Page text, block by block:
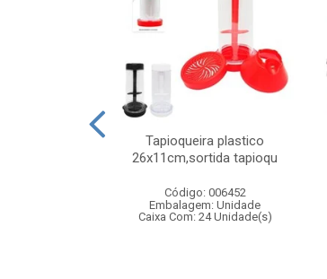
Tapioqueira plastico
26x11cm,sortida tapioqu
Código: 006452
Embalagem: Unidade
Caixa Com: 24 Unidade(s)